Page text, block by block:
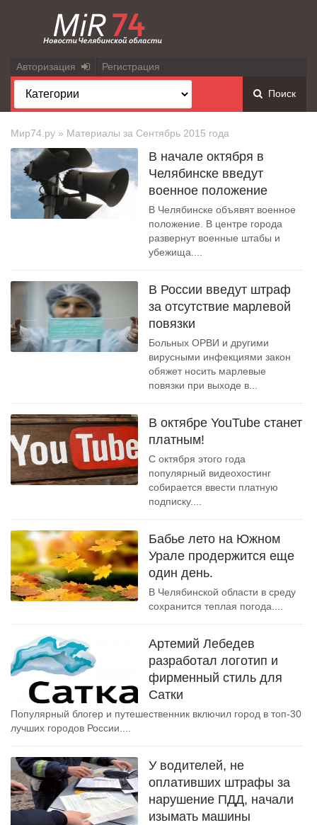
Авторизация Регистрация
Поиск
Мир74.ру » Материалы за Сентябрь 2015 года
В начале октября в
Челябинске введут
военное положение
В Челябинске объявят военное
положение. В центре города
развернут военные штабы и
убежища....
В России введут штраф
за отсутствие марлевой
повязки
Больных ОРВИ и другими
вирусными инфекциями закон
обяжет носить марлевые
повязки при выходе в...
В октябре YouTube станет
платным!
С октября этого года
популярный видеохостинг
собирается ввести платную
подписку....
Бабье лето на Южном
Урале продержится еще
один день.
В Челябинской области в среду
сохранится теплая погода....
Артемий Лебедев
разработал логотип и
фирменный стиль для
Сатки
Популярный блогер и путешественник включил город в топ-30
лучших городов России....
У водителей, не
оплативших штрафы за
нарушение ПДД, начали
изымать машины